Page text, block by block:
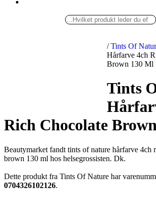
/ Tints Of
Hårfarve 4ch
Brown 130 Ml
Tints
Rich Chocolate
Beautymarket fandt tints of nature hårfarve 4ch
brown 130 ml hos helsegrossisten. Dk.
Dette produkt fra Tints Of Nature har
0704326102126.